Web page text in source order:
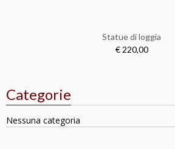
Statue di loggia
€ 220,00
Categorie
Nessuna categoria